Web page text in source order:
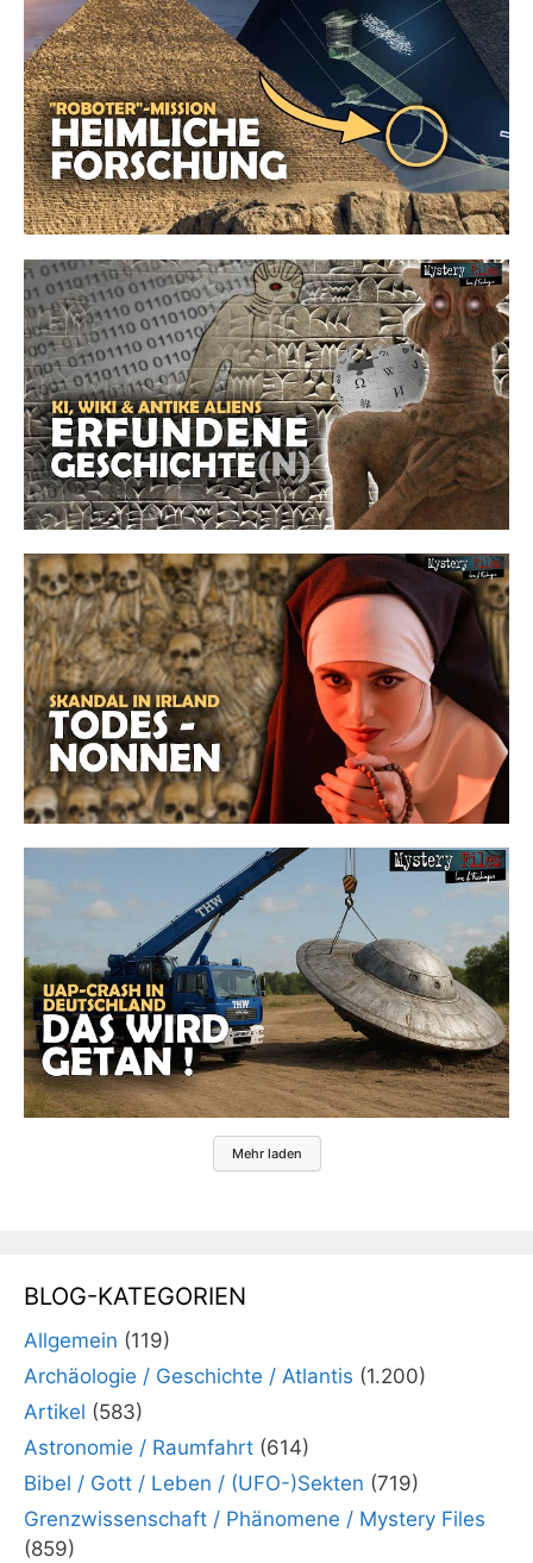
Mehr laden
BLOG-KATEGORIEN
Allgemein (119)
Archäologie / Geschichte / Atlantis (1.200)
Artikel (583)
Astronomie / Raumfahrt (614)
Bibel / Gott / Leben / (UFO-)Sekten (719)
Grenzwissenschaft / Phänomene / Mystery Files
(859)